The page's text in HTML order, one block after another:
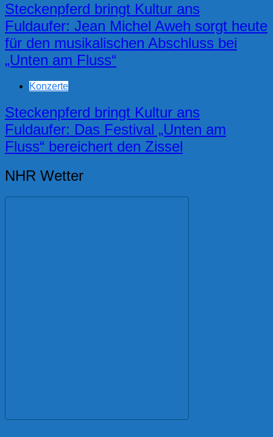
Steckenpferd bringt Kultur ans
Fuldaufer: Jean Michel Aweh sorgt heute
für den musikalischen Abschluss bei
„Unten am Fluss“
Konzerte
Steckenpferd bringt Kultur ans
Fuldaufer: Das Festival „Unten am
Fluss“ bereichert den Zissel
NHR Wetter